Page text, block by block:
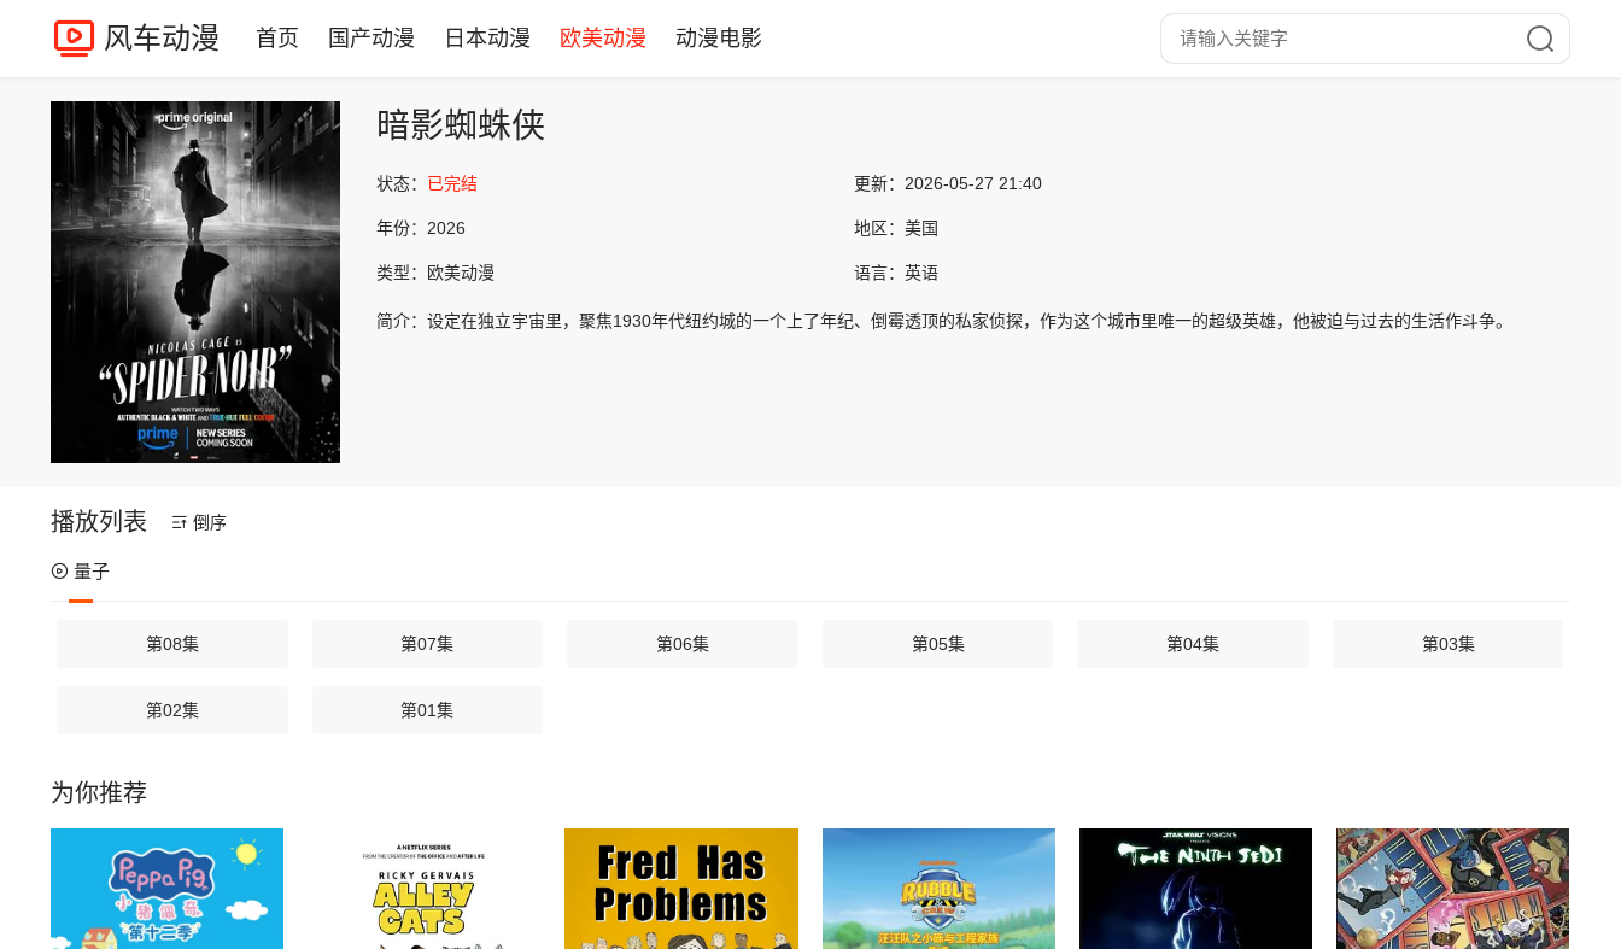
风车动漫 首页 国产动漫 日本动漫 欧美动漫 动漫电影
暗影蜘蛛侠
状态： 已完结 更新： 2026-05-27 21:40
年份： 2026 地区： 美国
类型： 欧美动漫 语言： 英语
简介： 设定在独立宇宙里，聚焦1930年代纽约城的一个上了年纪、倒霉透顶的私家侦探，作为这个城市里唯一的超级英雄，他被迫与过去的生活作斗争。
播放列表 倒序
量子
第08集 第07集 第06集 第05集 第04集 第03集
第02集 第01集
为你推荐